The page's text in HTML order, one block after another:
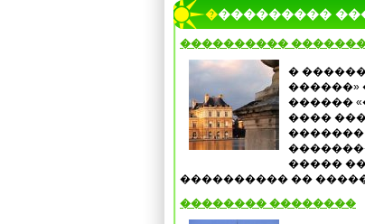
����������
����������
�
������»
������
����
�������
�����
���������� ��
�������� ��������